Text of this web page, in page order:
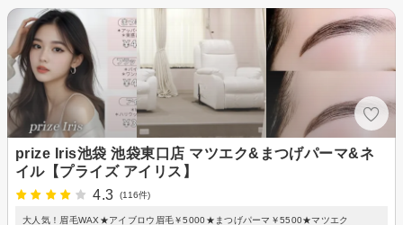
prize Iris池袋 池袋東口店 マツエク&まつげパーマ&ネ
イル【プライズ アイリス】
4.3
(116件)
大人気！眉毛WAX★アイブロウ眉毛￥5000★まつげパーマ￥5500★マツエク